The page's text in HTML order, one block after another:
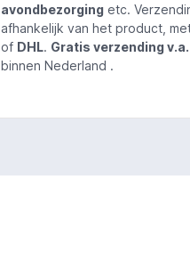
avondbezorgingetc.
afhankelijk van het product,
of DHL. Gratis verzending
binnen Nederland .